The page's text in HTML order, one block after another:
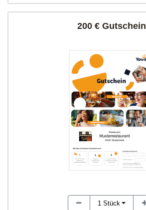
200 € Gutschein
1 Stück